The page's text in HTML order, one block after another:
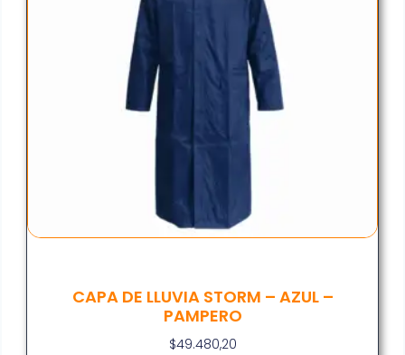
CAPA DE LLUVIA STORM – AZUL –
PAMPERO
$49.480,20